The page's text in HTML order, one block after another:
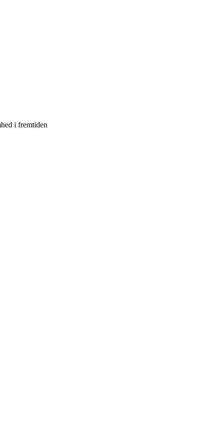
i fremtiden